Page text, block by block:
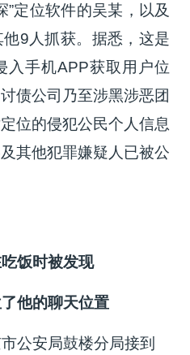
”定位软件的吴某，以及
9人抓获。据悉，这是
入手机APP获取用户位
债公司乃至涉黑涉恶团
位的侵犯公民个人信息
其他犯罪嫌疑人已被公
饭时被发现
他的聊天位置
公安局鼓楼分局接到